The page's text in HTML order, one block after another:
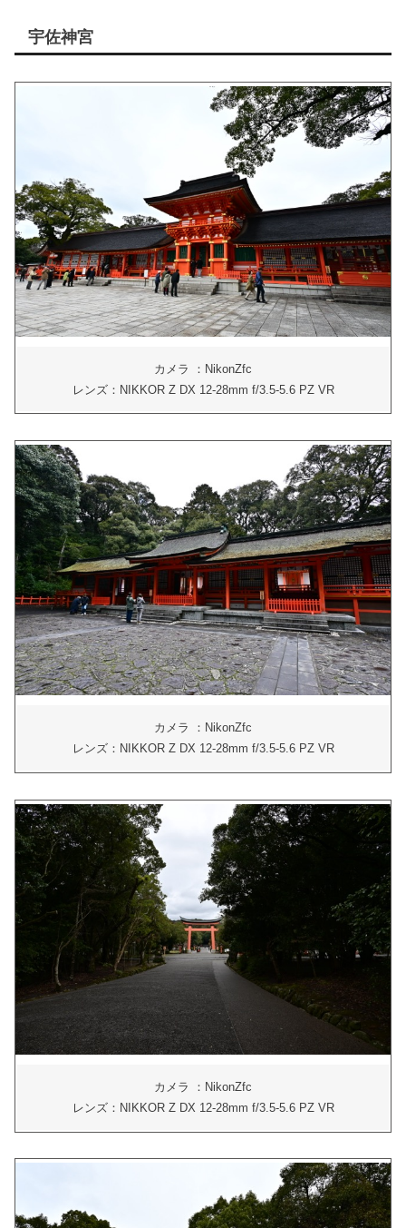
宇佐神宮
カメラ ：NikonZfc
レンズ：NIKKOR Z DX 12-28mm f/3.5-5.6 PZ VR
カメラ ：NikonZfc
レンズ：NIKKOR Z DX 12-28mm f/3.5-5.6 PZ VR
カメラ ：NikonZfc
レンズ：NIKKOR Z DX 12-28mm f/3.5-5.6 PZ VR